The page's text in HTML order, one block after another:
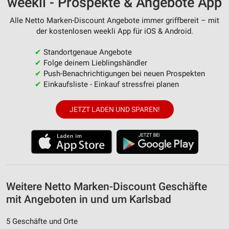
Alle Netto Marken-Discount Angebote immer griffbereit – mit
der kostenlosen weekli App für iOS & Android.
✔ Standortgenaue Angebote
✔ Folge deinem Lieblingshändler
✔ Push-Benachrichtigungen bei neuen Prospekten
✔ Einkaufsliste - Einkauf stressfrei planen
JETZT LADEN UND SPAREN!
Weitere Netto Marken-Discount Geschäfte
mit Angeboten in und um Karlsbad
5 Geschäfte und Orte
personalisierter Inhalte
Messung der Werbeleistung
Analyse von Zielgruppen durch Statistiken oder
Kombinationen von Daten aus verschiedenen
Quellen
Entwicklung und Verbesserung der Angebote
Inhalten
IAB-Besonderheiten:
Geräte anhand von aktiv angeforderten
Informationen identifizieren